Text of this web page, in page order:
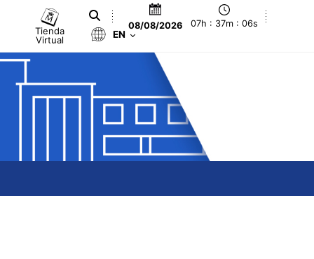
Tienda
Virtual
08/08/2026 07h : 37m : 06s
EN